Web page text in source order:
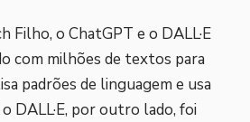
Filho, o ChatGPT e o DALL·E
com milhões de textos para
padrões de linguagem e usa
DALL·E, por outro lado, foi